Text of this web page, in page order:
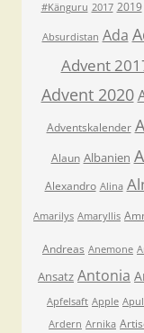
#Känguru 2017 2019
Absurdistan Ada
Advent
Advent 2020
Adventskalender
Alaun Albanien
Alexandro Alina
Amarilys Amaryllis
Andreas Anemone
Ansatz Antonia
Apfelsaft Apple
Ardern Arnika